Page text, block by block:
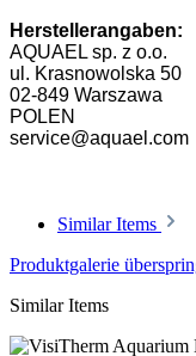
Herstellerangaben:
AQUAEL sp. z o.o.
ul. Krasnowolska 50
02-849 Warszawa
POLEN
service@aquael.com
Similar Items
Produktgalerie
Similar Items